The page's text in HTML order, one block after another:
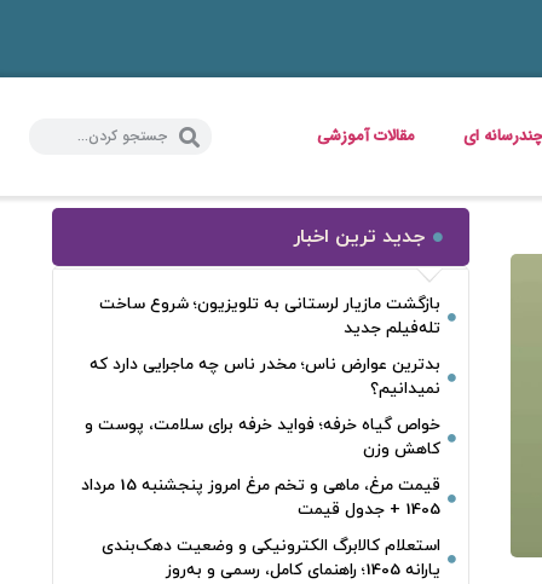
چندرسانه ای مقالات آموزشی
جدید ترین اخبار
بازگشت مازیار لرستانی به تلویزیون؛ شروع ساخت
تله‌فیلم جدید
بدترین عوارض ناس؛ مخدر ناس چه ماجرایی دارد که
نمیدانیم؟
خواص گیاه خرفه؛ فواید خرفه برای سلامت، پوست و
کاهش وزن
قیمت مرغ، ماهی و تخم مرغ امروز پنجشنبه 15 مرداد
1405 + جدول قیمت
استعلام کالابرگ الکترونیکی و وضعیت دهک‌بندی
یارانه 1405؛ راهنمای کامل، رسمی و به‌روز